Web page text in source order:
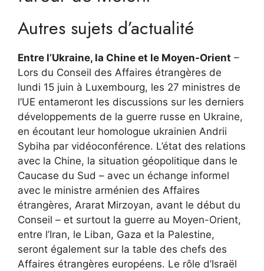
Autres sujets d’actualité
Entre l’Ukraine, la Chine et le Moyen-Orient –
Lors du Conseil des Affaires étrangères de
lundi 15 juin à Luxembourg, les 27 ministres de
l’UE entameront les discussions sur les derniers
développements de la guerre russe en Ukraine,
en écoutant leur homologue ukrainien Andrii
Sybiha par vidéoconférence. L’état des relations
avec la Chine, la situation géopolitique dans le
Caucase du Sud – avec un échange informel
avec le ministre arménien des Affaires
étrangères, Ararat Mirzoyan, avant le début du
Conseil – et surtout la guerre au Moyen-Orient,
entre l’Iran, le Liban, Gaza et la Palestine,
seront également sur la table des chefs des
Affaires étrangères européens. Le rôle d’Israël